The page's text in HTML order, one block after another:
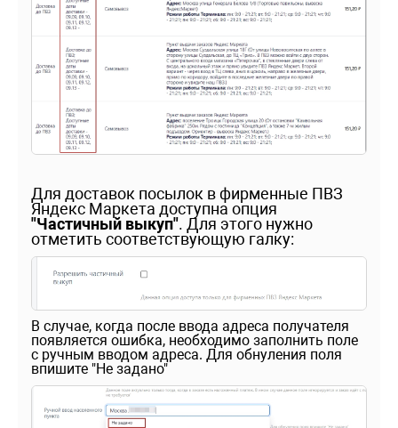
Для доставок посылок в фирменные ПВЗ
Яндекс Маркета доступна опция
"Частичный выкуп". Для этого нужно
отметить соответствующую галку:
В случае, когда после ввода адреса получателя
появляется ошибка, необходимо заполнить поле
с ручным вводом адреса. Для обнуления поля
впишите "Не задано"